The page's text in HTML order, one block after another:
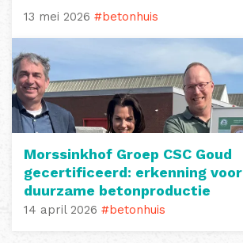
13 mei 2026 #betonhuis
Morssinkhof Groep CSC Goud
gecertificeerd: erkenning voor
duurzame betonproductie
14 april 2026 #betonhuis